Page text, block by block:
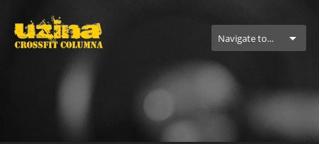
Navigate to...